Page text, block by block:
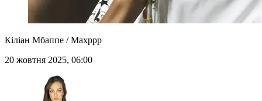
Кіліан Мбаппе / Maxppp
20 жовтня 2025, 06:00